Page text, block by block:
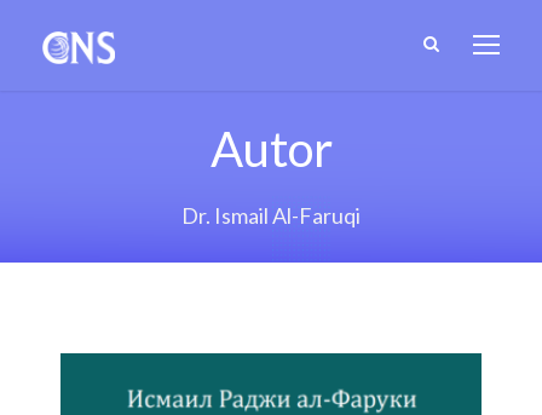
Autor
Dr. Ismail Al-Faruqi